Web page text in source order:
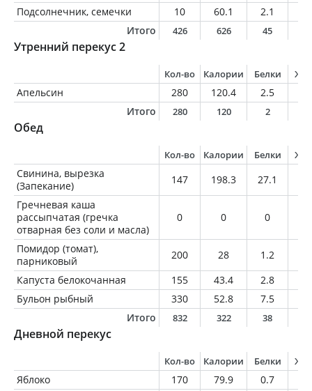
Подсолнечник, семечки
10 60.1 2.1
Итого
426 626 45
Утренний перекус 2
Кол-во Калории Белки
Апельсин 280 120.4 2.5
Итого
280 120 2
Обед
Кол-во Калории Белки
Свинина, вырезка
(Запекание)
147 198.3 27.1
Гречневая каша
рассыпчатая (гречка
отварная без соли и масла)
0 0 0
Помидор (томат),
парниковый
200 28 1.2
Капуста белокочанная
155 43.4 2.8
Бульон рыбный
330 52.8 7.5
Итого
832 322 38
Дневной перекус
Кол-во Калории Белки
Яблоко 170 79.9 0.7